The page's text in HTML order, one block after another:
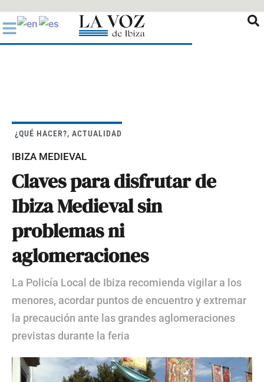
al
contenido
¿QUÉ HACER?, ACTUALIDAD
IBIZA MEDIEVAL
Claves para disfrutar de
Ibiza Medieval sin
problemas ni
aglomeraciones
La Policía Local de Ibiza recomienda vigilar a los
menores, acordar puntos de encuentro y extremar
la precaución ante las grandes aglomeraciones
previstas durante la feria